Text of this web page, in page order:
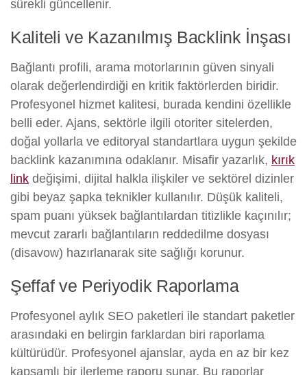
sürekli güncellenir.
Kaliteli ve Kazanılmış Backlink İnşası
Bağlantı profili, arama motorlarının güven sinyali
olarak değerlendirdiği en kritik faktörlerden biridir.
Profesyonel hizmet kalitesi, burada kendini özellikle
belli eder. Ajans, sektörle ilgili otoriter sitelerden,
doğal yollarla ve editoryal standartlara uygun şekilde
backlink kazanımına odaklanır. Misafir yazarlık, kırık
link değişimi, dijital halkla ilişkiler ve sektörel dizinler
gibi beyaz şapka teknikler kullanılır. Düşük kaliteli,
spam puanı yüksek bağlantılardan titizlikle kaçınılır;
mevcut zararlı bağlantıların reddedilme dosyası
(disavow) hazırlanarak site sağlığı korunur.
Şeffaf ve Periyodik Raporlama
Profesyonel aylık SEO paketleri ile standart paketler
arasındaki en belirgin farklardan biri raporlama
kültürüdür. Profesyonel ajanslar, ayda en az bir kez
kapsamlı bir ilerleme raporu sunar. Bu raporlar